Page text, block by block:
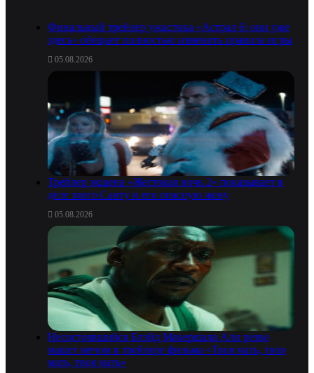
Финальный трейлер ужастика «Астрал 6: они уже
здесь» обещает полностью изменить правила игры
05.08.2026
Трейлер экшена «Жестокая ночь 2» показывает в
деле злого Санту и его опасную жену
05.08.2026
Несостоявшийся Блэйд Махершала Али резво
машет мечом в трейлере фильма «Твоя мать, твоя
мать, твоя мать»